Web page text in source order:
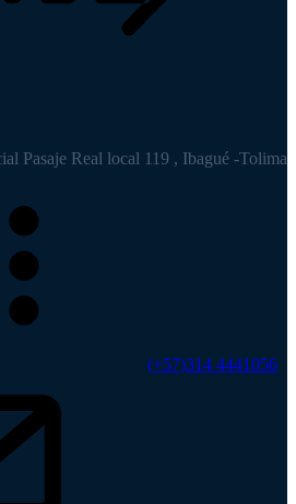
Pasaje Real local 119 , Ibagué -Tolima
(+57)314 4441056